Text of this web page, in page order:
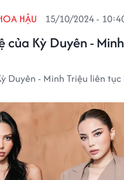
của Kỳ Duyên -
HẬU 15/10/2024 -
Duyên - Minh Triệu liên tục